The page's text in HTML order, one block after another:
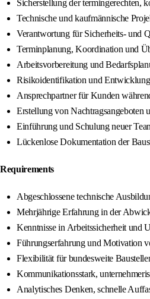
Sicherstellung der termingerechten,
Technische und kaufmännische
Verantwortung für Sicherheits- und
Terminplanung, Koordination und
Arbeitsvorbereitung und
Risikoidentifikation und
Ansprechpartner für Kunden
Erstellung von
Einführung und Schulung neuer
Lückenlose Dokumentation der
Requirements
Abgeschlossene technische
Mehrjährige Erfahrung in der
Kenntnisse in Arbeitssicherheit und
Führungserfahrung und Motivation
Flexibilität für bundesweite
Kommunikationsstark,
Analytisches Denken, schnelle